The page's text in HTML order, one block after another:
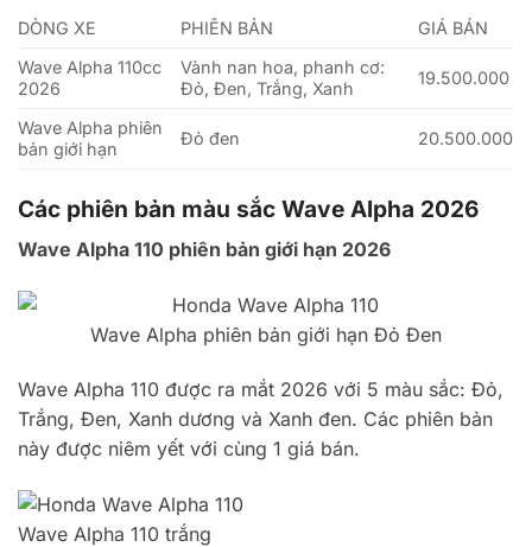
DÒNG XE PHIÊN BẢN
GIÁ BÁN
Wave Alpha 110cc
2026
Vành nan hoa, phanh cơ:
Đỏ, Đen, Trắng, Xanh
19.500.000
Wave Alpha phiên
bản giới hạn
Đỏ đen 20.500.000
Các phiên bản màu sắc Wave Alpha 2026
Wave Alpha 110 phiên bản giới hạn 2026
Wave Alpha phiên bản giới hạn Đỏ Đen
Wave Alpha 110 được ra mắt 2026 với 5 màu sắc: Đỏ,
Trắng, Đen, Xanh dương và Xanh đen. Các phiên bản
này được niêm yết với cùng 1 giá bán.
Wave Alpha 110 trắng